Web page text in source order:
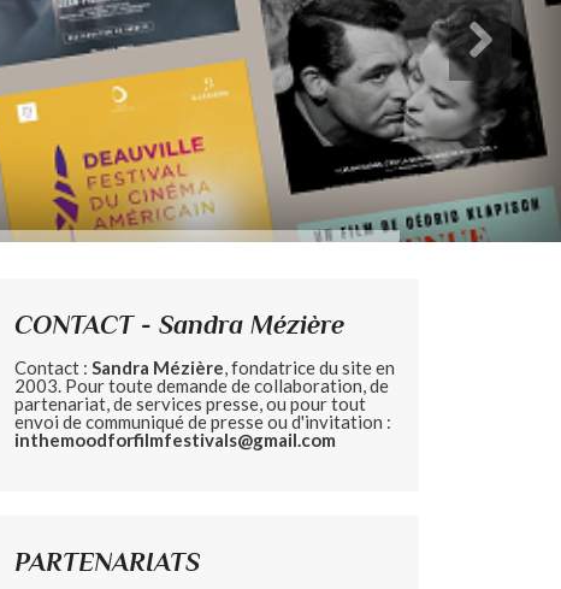
CONTACT - Sandra Mézière
Contact : Sandra Mézière, fondatrice du site en
2003. Pour toute demande de collaboration, de
partenariat, de services presse, ou pour tout
envoi de communiqué de presse ou d'invitation :
inthemoodforfilmfestivals@gmail.com
PARTENARIATS